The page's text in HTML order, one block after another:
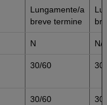
Lungamente/a
breve termine
N N/
30/60
30/60